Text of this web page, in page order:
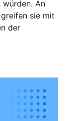
würden. An
sie mit
der